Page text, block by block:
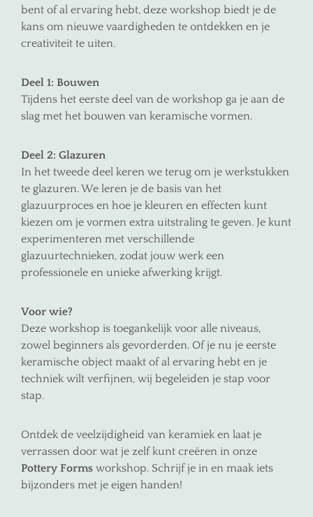
bent of al ervaring hebt, deze workshop biedt je de
kans om nieuwe vaardigheden te ontdekken en je
creativiteit te uiten.
Deel 1: Bouwen
Tijdens het eerste deel van de workshop ga je aan de
slag met het bouwen van keramische vormen.
Deel 2: Glazuren
In het tweede deel keren we terug om je werkstukken
te glazuren. We leren je de basis van het
glazuurproces en hoe je kleuren en effecten kunt
kiezen om je vormen extra uitstraling te geven. Je kunt
experimenteren met verschillende
glazuurtechnieken, zodat jouw werk een
professionele en unieke afwerking krijgt.
Voor wie?
Deze workshop is toegankelijk voor alle niveaus,
zowel beginners als gevorderden. Of je nu je eerste
keramische object maakt of al ervaring hebt en je
techniek wilt verfijnen, wij begeleiden je stap voor
stap.
Ontdek de veelzijdigheid van keramiek en laat je
verrassen door wat je zelf kunt creëren in onze
Pottery Forms workshop. Schrijf je in en maak iets
bijzonders met je eigen handen!